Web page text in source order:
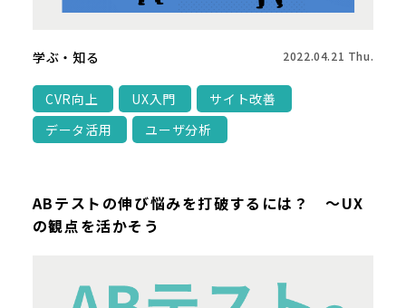
学ぶ・知る 2022.04.21 Thu.
CVR向上 UX入門
サイト改善
データ活用
ユーザ分析
ABテストの伸び悩みを打破するには？ ～UX
の観点を活かそう